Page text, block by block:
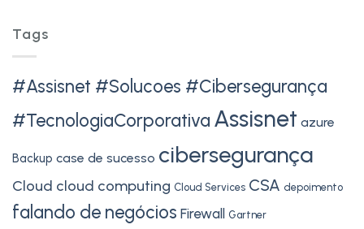
Tags
#Assisnet #Solucoes #Cibersegurança
#TecnologiaCorporativa Assisnet azure
Backup case de sucesso cibersegurança
Cloud cloud computing Cloud Services CSA depoimento
falando de negócios Firewall Gartner